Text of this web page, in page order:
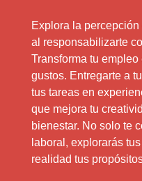
Explora la
al responsabilizarte
Transforma tu
gustos. Entregarte a
tus tareas en
que mejora tu
bienestar. No solo te
laboral, explorarás
realidad tus